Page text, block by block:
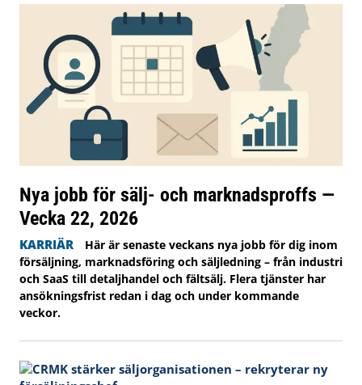
Nya jobb för sälj- och marknadsproffs —
Vecka 22, 2026
KARRIÄR
Här är senaste veckans nya jobb för dig inom
försäljning, marknadsföring och säljledning – från industri
och SaaS till detaljhandel och fältsälj. Flera tjänster har
ansökningsfrist redan i dag och under kommande
veckor.